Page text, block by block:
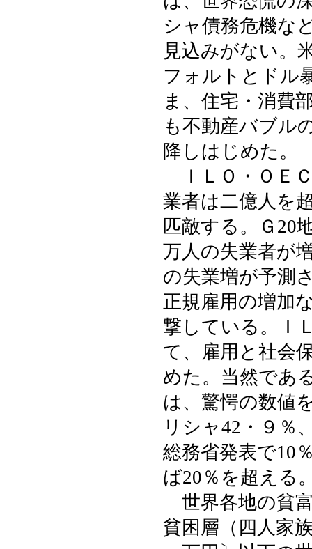
シャ債務危機な
見込みがない。
フォルトとドル
ま、住宅・消費
も不動産バブル
降しはじめた。
ＩＬＯ・ＯＥ
業者は二億人を
匹敵する。Ｇ20
万人の失業者が
の失業増が予測
正規雇用の増加
撃している。Ｉ
て、雇用と社会
めた。当然であ
は、驚愕の数値
リシャ42・９％
総務省発表で10
ば20％を超える
世界各地の貧
貧困層（四人家